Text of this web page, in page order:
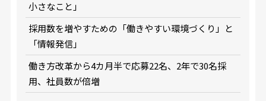
小さなこと」
採用数を増やすための「働きやすい環境づくり」と
「情報発信」
働き方改革から4カ月半で応募22名、2年で30名採
用、社員数が倍増